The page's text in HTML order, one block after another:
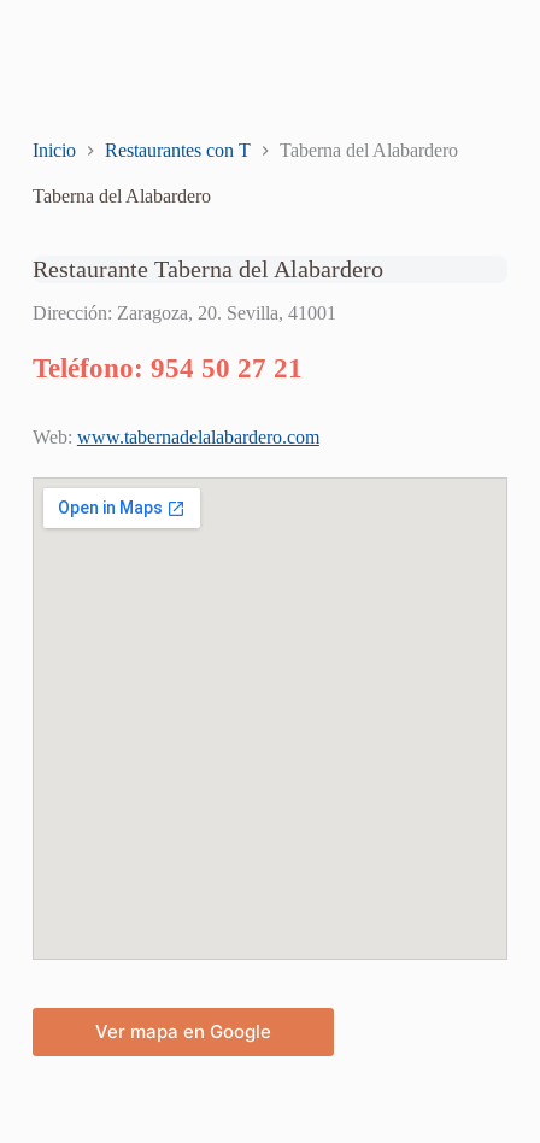
Inicio Restaurantes con T Taberna del Alabardero
Taberna del Alabardero
Restaurante Taberna del Alabardero
Dirección: Zaragoza, 20. Sevilla, 41001
Teléfono: 954 50 27 21
Web: www.tabernadelalabardero.com
Ver mapa en Google